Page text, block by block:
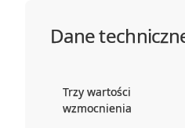
Dane
Trzy wartości
wzmocnienia